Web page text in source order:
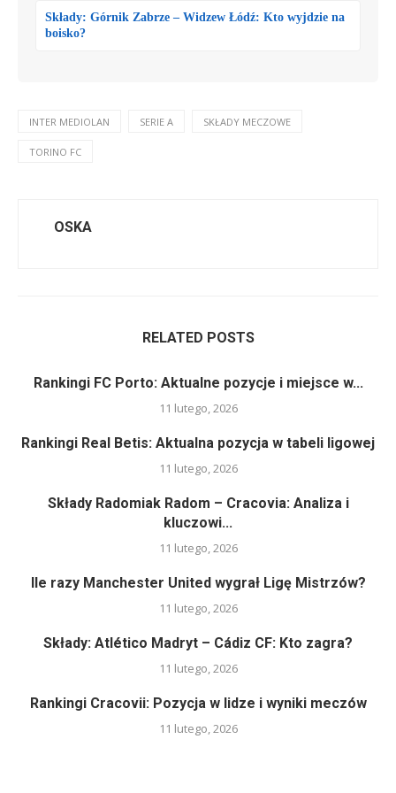
Składy: Górnik Zabrze – Widzew Łódź: Kto wyjdzie na
boisko?
INTER MEDIOLAN SERIE A SKŁADY MECZOWE
TORINO FC
OSKA
RELATED POSTS
Rankingi FC Porto: Aktualne pozycje i miejsce w...
11 lutego, 2026
Rankingi Real Betis: Aktualna pozycja w tabeli ligowej
11 lutego, 2026
Składy Radomiak Radom – Cracovia: Analiza i
kluczowi...
11 lutego, 2026
Ile razy Manchester United wygrał Ligę Mistrzów?
11 lutego, 2026
Składy: Atlético Madryt – Cádiz CF: Kto zagra?
11 lutego, 2026
Rankingi Cracovii: Pozycja w lidze i wyniki meczów
11 lutego, 2026